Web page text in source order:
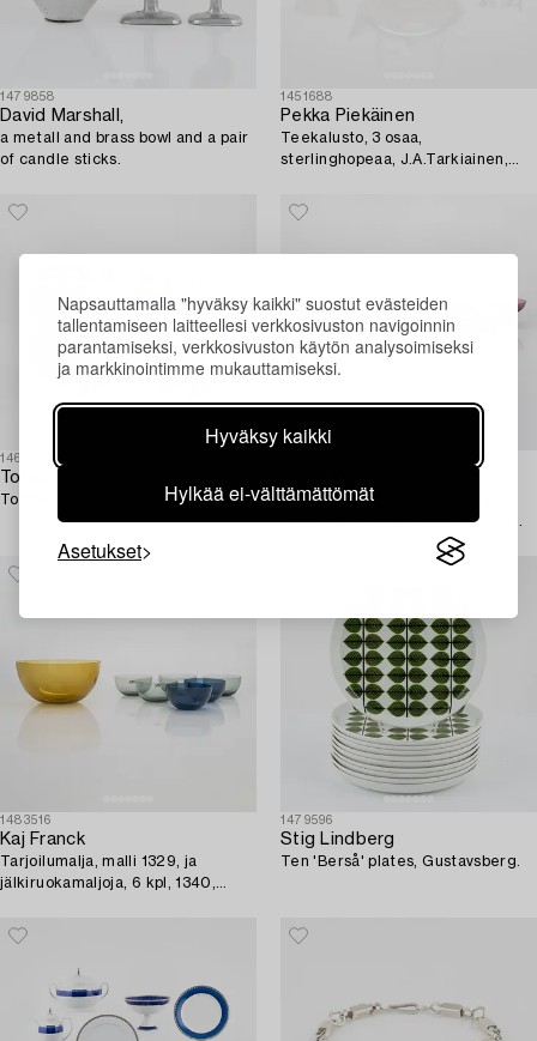
Napsauttamalla "hyväksy kaikki" suostut evästeiden
tallentamiseen laitteellesi verkkosivuston navigoinnin
parantamiseksi, verkkosivuston käytön analysoimiseksi
ja markkinointimme mukauttamiseksi.
Hyväksy kaikki
Hylkää ei-välttämättömät
Asetukset
1479858
David Marshall,
a metall and brass bowl and a pair
of candle sticks.
1451688
Pekka Piekäinen
Teekalusto, 3 osaa,
sterlinghopeaa, J.A.Tarkiainen,
1461421
Torsten Johansson
Torsten Johansson,
Jälkiruokamaljoja, 14 kpl, malli
2352. Iittala 1900-luvun puoliväli.
1483516
Kaj Franck
Tarjoilumalja, malli 1329, ja
jälkiruokamaljoja, 6 kpl, 1340,
1479596
Stig Lindberg
Ten 'Berså' plates, Gustavsberg.